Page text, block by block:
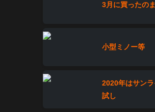
3月に買ったの
小型ミノー等
2020年はサン
試し